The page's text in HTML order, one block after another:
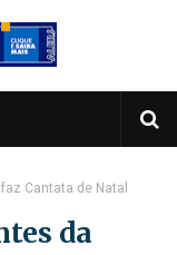
Cantata de Natal
da